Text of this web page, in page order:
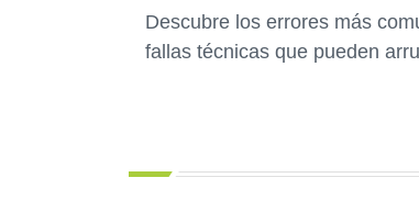
Descubre los errores más
fallas técnicas que pueden